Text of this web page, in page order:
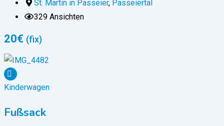
St. Martin in Passeier, Passeiertal
329 Ansichten
20€ (fix)
Kinderwagen
Fußsack